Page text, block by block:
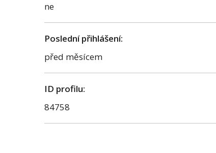
ne
Poslední přihlášení:
před měsícem
ID profilu:
84758